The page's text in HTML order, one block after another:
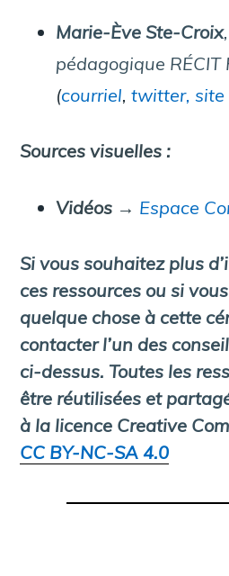
Marie-Ève Ste-Croix
pédagogique RÉCIT
(courriel,twitter, site
Sources visuelles :
Vidéos → Espace
Si vous souhaitez plus
ces ressources ou si
quelque chose à cette
contacter l’un des
ci-dessus. Toutes les
être réutilisées et
à la licence Creative
CC BY-NC-SA 4.0